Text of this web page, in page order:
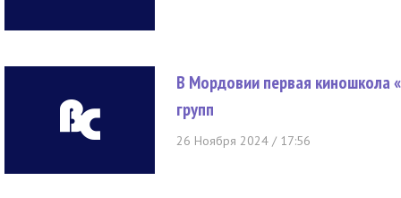
В Мордовии первая киношкола
групп
26 Ноября 2024 / 17:56